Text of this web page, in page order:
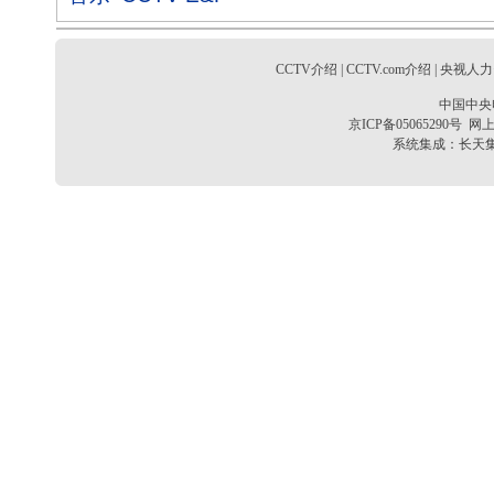
CCTV介绍 CCTV.com介绍 央视人
中国中
京ICP备05065290号 网
系统集成： 长天